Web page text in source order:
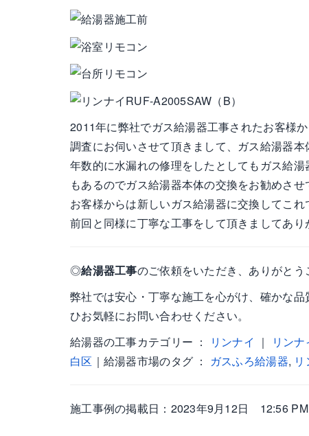
2011年に弊社でガス給湯器工事されたお客様
調査にお伺いさせて頂きまして、ガス給湯器本
年数的に水漏れの修理をしたとしてもガス給
もあるのでガス給湯器本体の交換をお勧めさ
お客様からは新しいガス給湯器に交換してこれ
前回と同様に丁寧な工事をして頂きましてあ
◎給湯器工事のご依頼をいただき、ありがとう
弊社では安心・丁寧な施工を心がけ、確かな
ひお気軽にお問い合わせください。
給湯器の工事カテゴリー ：
リンナイ ｜ リン
白区 ｜給湯器市場のタグ ： ガスふろ給湯器, リ
施工事例の掲載日：2023年9月12日 12:56 PM